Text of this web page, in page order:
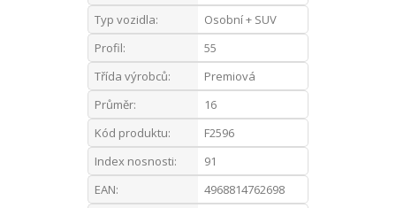
Typ vozidla:
Osobní + SUV
Profil:
55
Třída výrobců:
Premiová
Průměr:
16
Kód produktu:
F2596
Index nosnosti:
91
EAN:
4968814762698